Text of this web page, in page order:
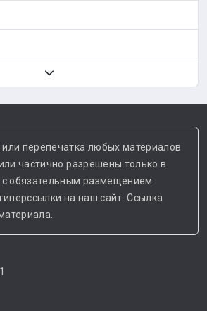
или перепечатка любых материалов
частично разрешены только в
обязательным размещением
на наш сайт. Ссылка